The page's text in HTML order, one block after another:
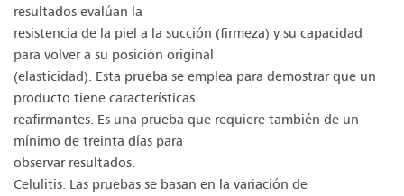
resultados evalúan la
resistencia de la piel a la succión (firmeza) y su capacidad
para volver a su posición original
(elasticidad). Esta prueba se emplea para demostrar que un
producto tiene características
reafirmantes. Es una prueba que requiere también de un
mínimo de treinta días para
observar resultados.
Celulitis. Las pruebas se basan en la variación de